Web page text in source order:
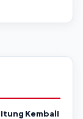
Kembali